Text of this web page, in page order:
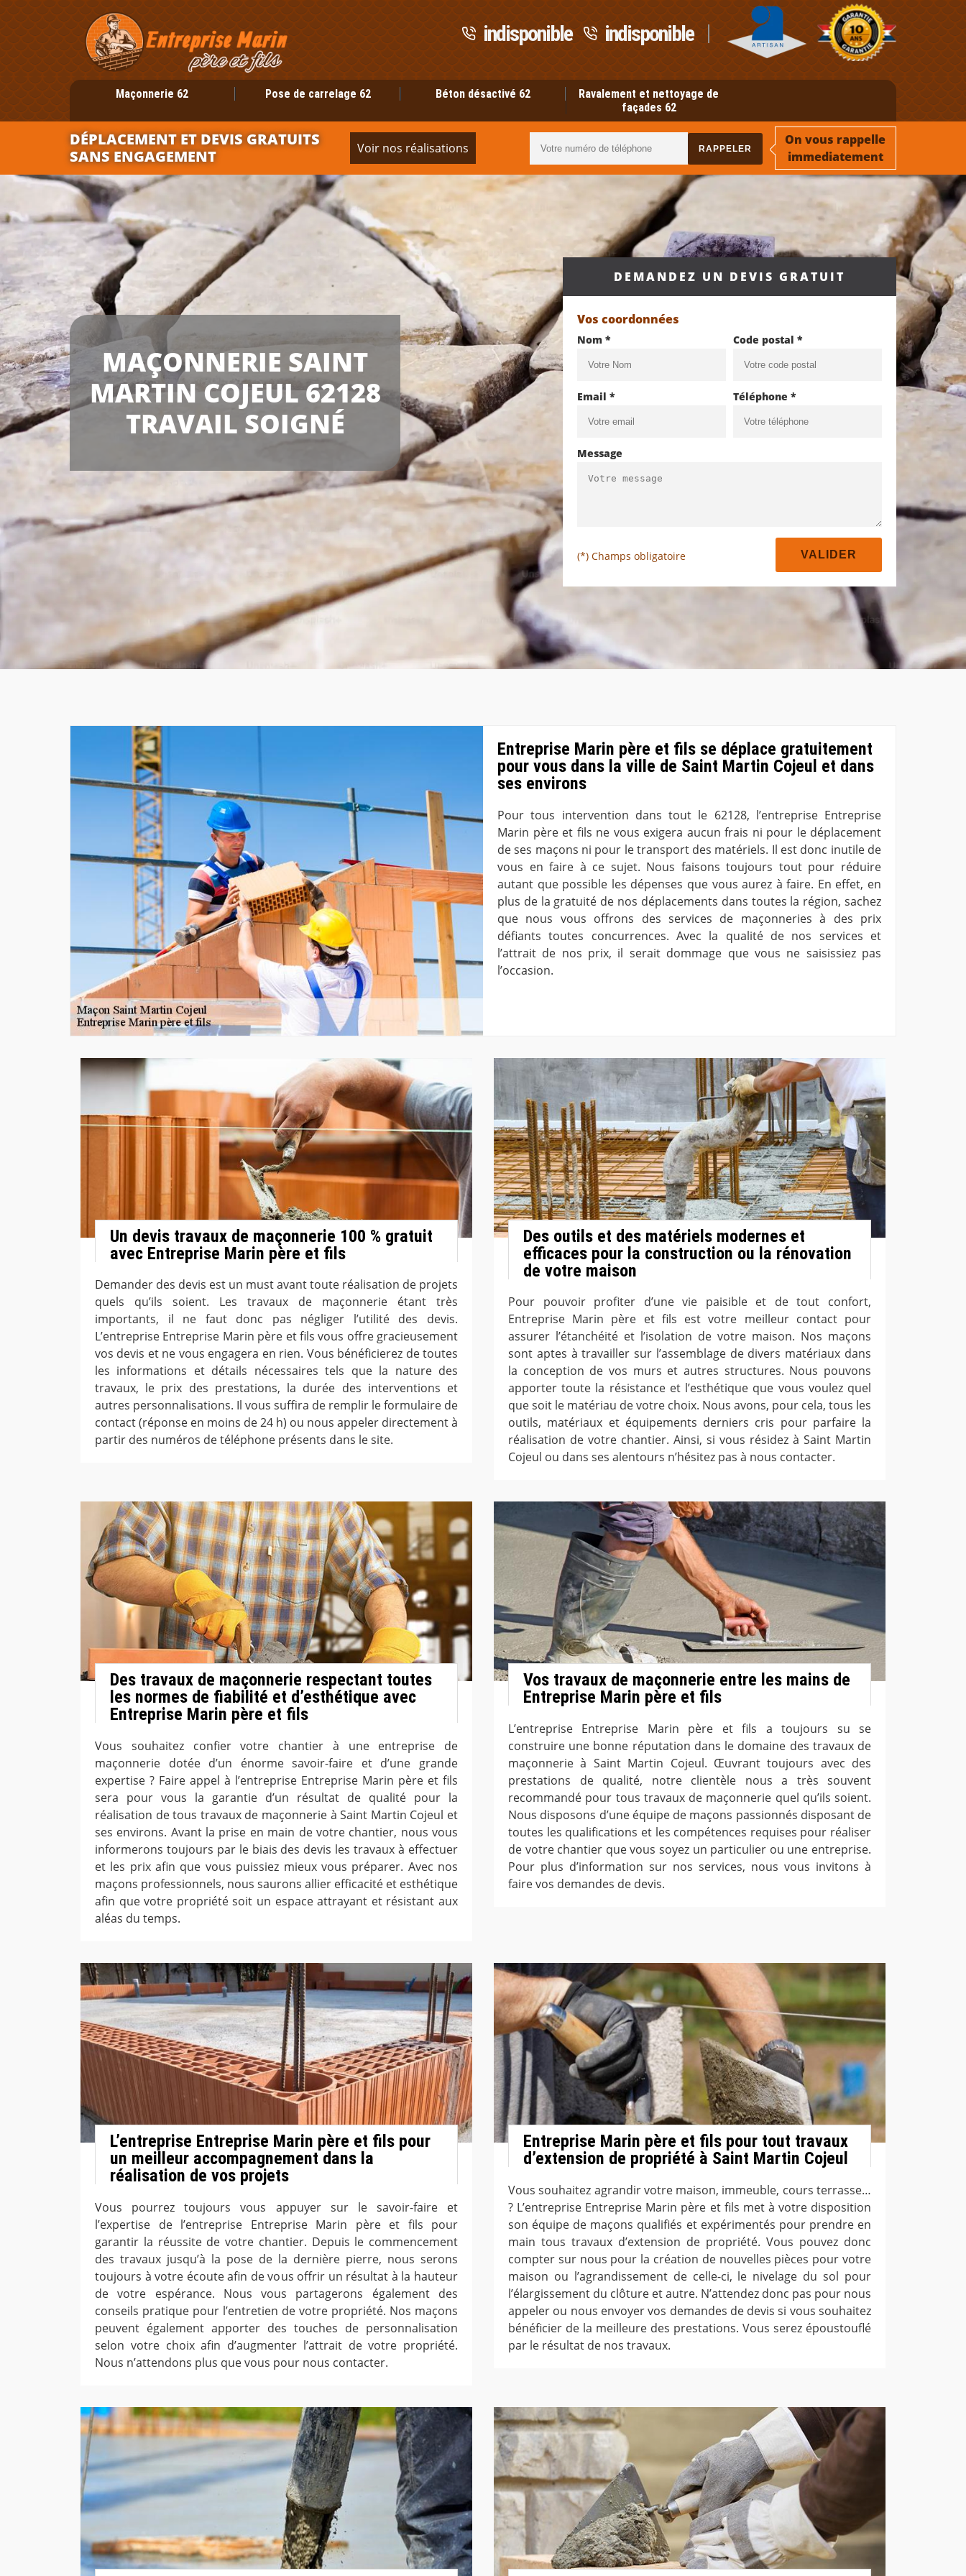
indisponible indisponible
Maçonnerie 62 Pose de carrelage 62 Béton désactivé 62
Ravalement et nettoyage de
façades 62
DÉPLACEMENT ET DEVIS GRATUITS
SANS ENGAGEMENT
Voir nos réalisations
On vous rappelle
immediatement
MAÇONNERIE SAINT
MARTIN COJEUL 62128
TRAVAIL SOIGNÉ
DEMANDEZ UN DEVIS GRATUIT
Vos coordonnées
Nom * Code postal *
Email * Téléphone *
Message
(*) Champs obligatoire
Entreprise Marin père et fils se déplace gratuitement
pour vous dans la ville de Saint Martin Cojeul et dans
ses environs
Pour tous intervention dans tout le 62128, l’entreprise Entreprise
Marin père et fils ne vous exigera aucun frais ni pour le déplacement
de ses maçons ni pour le transport des matériels. Il est donc inutile de
vous en faire à ce sujet. Nous faisons toujours tout pour réduire
autant que possible les dépenses que vous aurez à faire. En effet, en
plus de la gratuité de nos déplacements dans toutes la région, sachez
que nous vous offrons des services de maçonneries à des prix
défiants toutes concurrences. Avec la qualité de nos services et
l’attrait de nos prix, il serait dommage que vous ne saisissiez pas
l’occasion.
Un devis travaux de maçonnerie 100 % gratuit
avec Entreprise Marin père et fils
Demander des devis est un must avant toute réalisation de projets
quels qu’ils soient. Les travaux de maçonnerie étant très
importants, il ne faut donc pas négliger l’utilité des devis.
L’entreprise Entreprise Marin père et fils vous offre gracieusement
vos devis et ne vous engagera en rien. Vous bénéficierez de toutes
les informations et détails nécessaires tels que la nature des
travaux, le prix des prestations, la durée des interventions et
autres personnalisations. Il vous suffira de remplir le formulaire de
contact (réponse en moins de 24 h) ou nous appeler directement à
partir des numéros de téléphone présents dans le site.
Des outils et des matériels modernes et
efficaces pour la construction ou la rénovation
de votre maison
Pour pouvoir profiter d’une vie paisible et de tout confort,
Entreprise Marin père et fils est votre meilleur contact pour
assurer l’étanchéité et l’isolation de votre maison. Nos maçons
sont aptes à travailler sur l’assemblage de divers matériaux dans
la conception de vos murs et autres structures. Nous pouvons
apporter toute la résistance et l’esthétique que vous voulez quel
que soit le matériau de votre choix. Nous avons, pour cela, tous les
outils, matériaux et équipements derniers cris pour parfaire la
réalisation de votre chantier. Ainsi, si vous résidez à Saint Martin
Cojeul ou dans ses alentours n’hésitez pas à nous contacter.
Des travaux de maçonnerie respectant toutes
les normes de fiabilité et d’esthétique avec
Entreprise Marin père et fils
Vous souhaitez confier votre chantier à une entreprise de
maçonnerie dotée d’un énorme savoir-faire et d’une grande
expertise ? Faire appel à l’entreprise Entreprise Marin père et fils
sera pour vous la garantie d’un résultat de qualité pour la
réalisation de tous travaux de maçonnerie à Saint Martin Cojeul et
ses environs. Avant la prise en main de votre chantier, nous vous
informerons toujours par le biais des devis les travaux à effectuer
et les prix afin que vous puissiez mieux vous préparer. Avec nos
maçons professionnels, nous saurons allier efficacité et esthétique
afin que votre propriété soit un espace attrayant et résistant aux
aléas du temps.
Vos travaux de maçonnerie entre les mains de
Entreprise Marin père et fils
L’entreprise Entreprise Marin père et fils a toujours su se
construire une bonne réputation dans le domaine des travaux de
maçonnerie à Saint Martin Cojeul. Œuvrant toujours avec des
prestations de qualité, notre clientèle nous a très souvent
recommandé pour tous travaux de maçonnerie quel qu’ils soient.
Nous disposons d’une équipe de maçons passionnés disposant de
toutes les qualifications et les compétences requises pour réaliser
de votre chantier que vous soyez un particulier ou une entreprise.
Pour plus d’information sur nos services, nous vous invitons à
faire vos demandes de devis.
L’entreprise Entreprise Marin père et fils pour
un meilleur accompagnement dans la
réalisation de vos projets
Vous pourrez toujours vous appuyer sur le savoir-faire et
l’expertise de l’entreprise Entreprise Marin père et fils pour
garantir la réussite de votre chantier. Depuis le commencement
des travaux jusqu’à la pose de la dernière pierre, nous serons
toujours à votre écoute afin de vous offrir un résultat à la hauteur
de votre espérance. Nous vous partagerons également des
conseils pratique pour l’entretien de votre propriété. Nos maçons
peuvent également apporter des touches de personnalisation
selon votre choix afin d’augmenter l’attrait de votre propriété.
Nous n’attendons plus que vous pour nous contacter.
Entreprise Marin père et fils pour tout travaux
d’extension de propriété à Saint Martin Cojeul
Vous souhaitez agrandir votre maison, immeuble, cours terrasse…
? L’entreprise Entreprise Marin père et fils met à votre disposition
son équipe de maçons qualifiés et expérimentés pour prendre en
main tous travaux d’extension de propriété. Vous pouvez donc
compter sur nous pour la création de nouvelles pièces pour votre
maison ou l’agrandissement de celle-ci, le nivelage du sol pour
l’élargissement du clôture et autre. N’attendez donc pas pour nous
appeler ou nous envoyer vos demandes de devis si vous souhaitez
bénéficier de la meilleure des prestations. Vous serez époustouflé
par le résultat de nos travaux.